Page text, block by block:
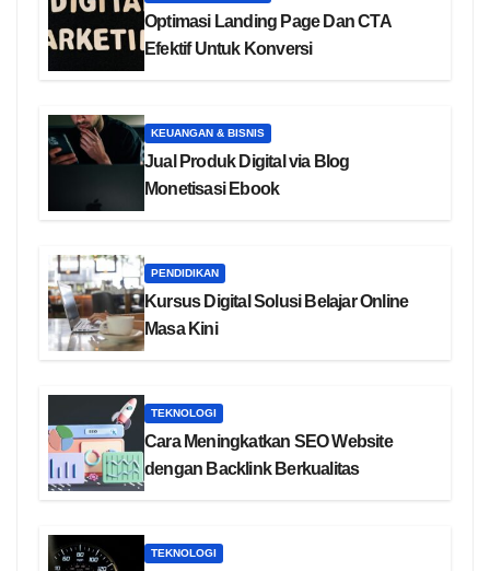
Optimasi Landing Page Dan CTA
Efektif Untuk Konversi
KEUANGAN & BISNIS
Jual Produk Digital via Blog
Monetisasi Ebook
PENDIDIKAN
Kursus Digital Solusi Belajar Online
Masa Kini
TEKNOLOGI
Cara Meningkatkan SEO Website
dengan Backlink Berkualitas
TEKNOLOGI